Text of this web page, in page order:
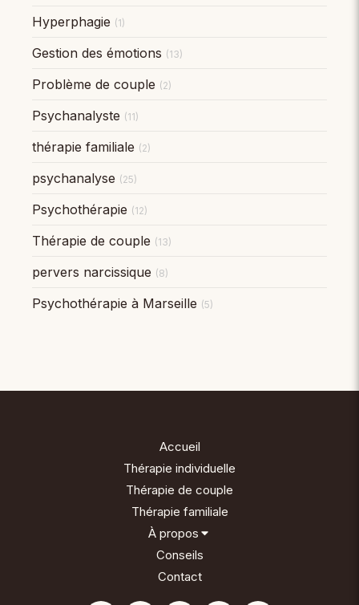
Hyperphagie (1)
Gestion des émotions (13)
Problème de couple (2)
Psychanalyste (11)
thérapie familiale (2)
psychanalyse (25)
Psychothérapie (12)
Thérapie de couple (13)
pervers narcissique (8)
Psychothérapie à Marseille (5)
Accueil
Thérapie individuelle
Thérapie de couple
Thérapie familiale
À propos
Conseils
Contact